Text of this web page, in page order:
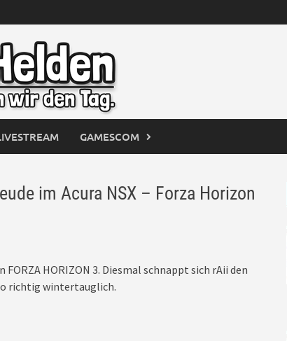
GAMESCOM
im Acura NSX – Forza Horizon
HORIZON 3. Diesmal schnappt sich rAii den
richtig wintertauglich.